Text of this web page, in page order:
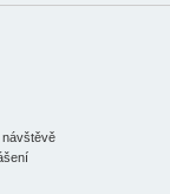
návštěvě